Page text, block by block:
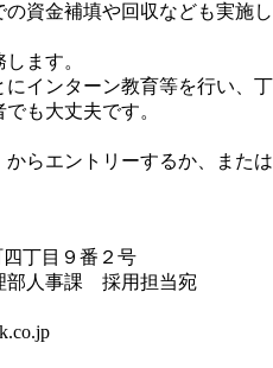
資金補填や回収なども実施し
ます。
インターン教育等を行い、丁
も大丈夫です。
らエントリーするか、または
丁目９番２号
部人事課 採用担当宛